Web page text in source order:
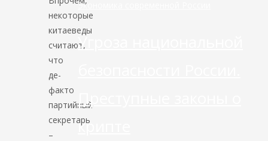
некоторые
китаеведы
считают,
что
де-
факто
партийный
секретарь
–
Экономика современной России
Угроза национальной
Преступные законы о
крипте